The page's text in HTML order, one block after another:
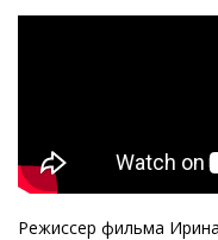
Режиссер фильма